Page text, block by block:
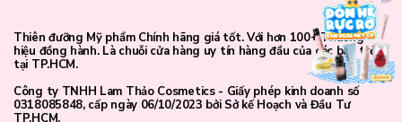
Thiên đưỡng Mỹ phẩm Chính hãng giá tốt. Với hơn 100+ Thương
hiệu đồng hành. Là chuỗi cửa hàng uy tín hàng đầu của các bạn trẻ
tại TP.HCM.
Công ty TNHH Lam Thảo Cosmetics - Giấy phép kinh doanh số
0318085848, cấp ngày 06/10/2023 bởi Sở kế Hoạch và Đầu Tư
TP.HCM.